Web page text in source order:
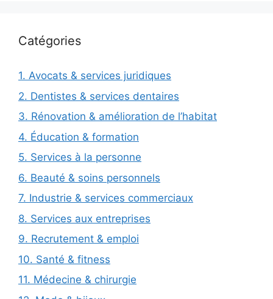
Catégories
1. Avocats & services juridiques
2. Dentistes & services dentaires
3. Rénovation & amélioration de l’habitat
4. Éducation & formation
5. Services à la personne
6. Beauté & soins personnels
7. Industrie & services commerciaux
8. Services aux entreprises
9. Recrutement & emploi
10. Santé & fitness
11. Médecine & chirurgie